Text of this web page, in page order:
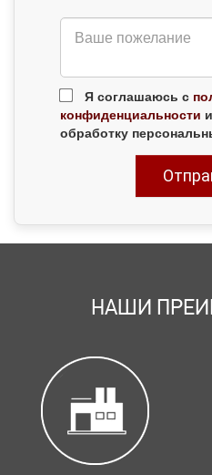
Я соглашаюсь с
конфиденциальности
обработку
НАШИ